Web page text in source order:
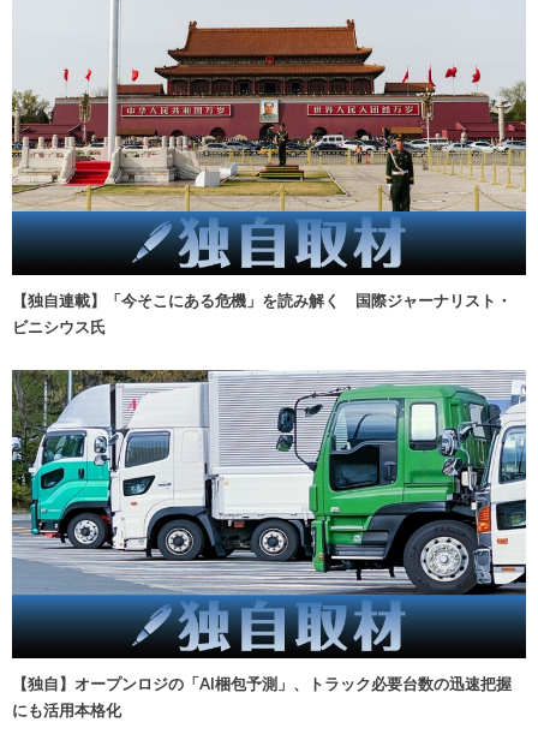
【独自連載】「今そこにある危機」を読み解く 国際ジャーナリスト・
ビニシウス氏
【独自】オープンロジの「AI梱包予測」、トラック必要台数の迅速把握
にも活用本格化